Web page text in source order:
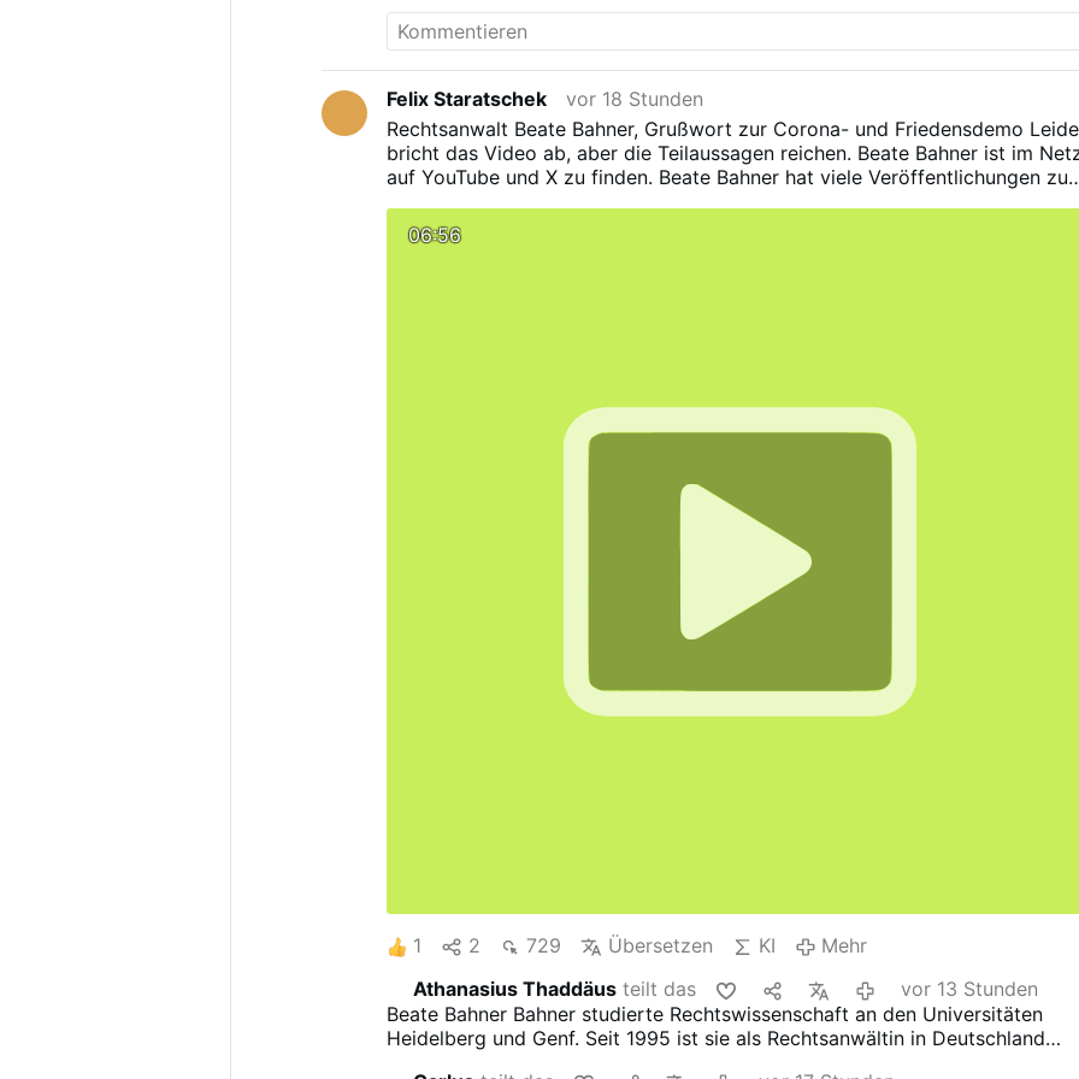
der Fall war, oder ob sie eher dazu dienten, die Impfskepsis zu
Einfach mal hinterfragen was lief da ab. Link zum Video Matthias V. Diener
(@MDiener72345) on X Und diese Entlarvung ist auch schon älter, denn …
Mehr
Felix Staratschek
vor 18 Stunden
Rechtsanwalt Beate Bahner, Grußwort zur Corona- und Friedensdemo
bricht das Video ab, aber die Teilaussagen reichen. Beate Bahner ist im
auf YouTube und X zu finden. Beate Bahner hat viele Veröffentlichungen
06:56
1 2 729 Übersetzen KI
Mehr
Athanasius Thaddäus teilt das
vor 13 Stunden
Beate Bahner Bahner studierte Rechtswissenschaft an den Universitäten
Heidelberg und Genf. Seit 1995 ist sie als Rechtsanwältin in Deutschland